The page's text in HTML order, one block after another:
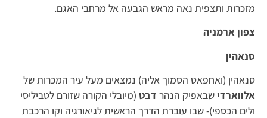
מזכרות ותצפית נאה מראש הגבעה אל מרחבי האגם.
צפון ארמניה
סנאהין
סנאהין (ואחפאט הסמוך אליה) נמצאים מעל עיר המכרות של
אלווארדי שבאפיק הנהר דבט (מיובלי הקורה שזורם לטביליסי
ולים הכספי)- שבו עוברת הדרך הראשית לגיאורגיה וקו הרכבת